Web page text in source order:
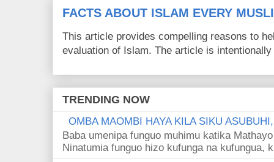
FACTS ABOUT ISLAM EVERY
This article provides compelling reasons to
evaluation of Islam. The article is
TRENDING NOW
OMBA MAOMBI HAYA KILA SIKU
Baba umenipa funguo muhimu katika
Ninatumia funguo hizo kufunga na kufungua,